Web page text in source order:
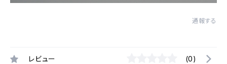
通報する
レビュー (0)